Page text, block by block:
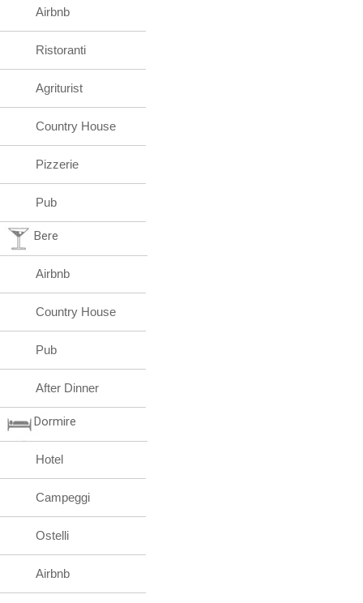
Airbnb
Ristoranti
Agriturist
Country House
Pizzerie
Pub
Bere
Airbnb
Country House
Pub
After Dinner
Dormire
Hotel
Campeggi
Ostelli
Airbnb